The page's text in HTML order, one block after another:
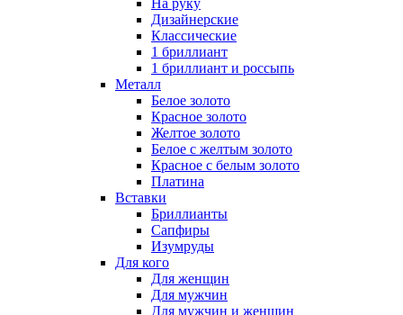
На руку
Дизайнерские
Классические
1 бриллиант
1 бриллиант и россыпь
Металл
Белое золото
Красное золото
Желтое золото
Белое с желтым золото
Красное с белым золото
Платина
Вставки
Бриллианты
Сапфиры
Изумруды
Для кого
Для женщин
Для мужчин
Для мужчин и женщин